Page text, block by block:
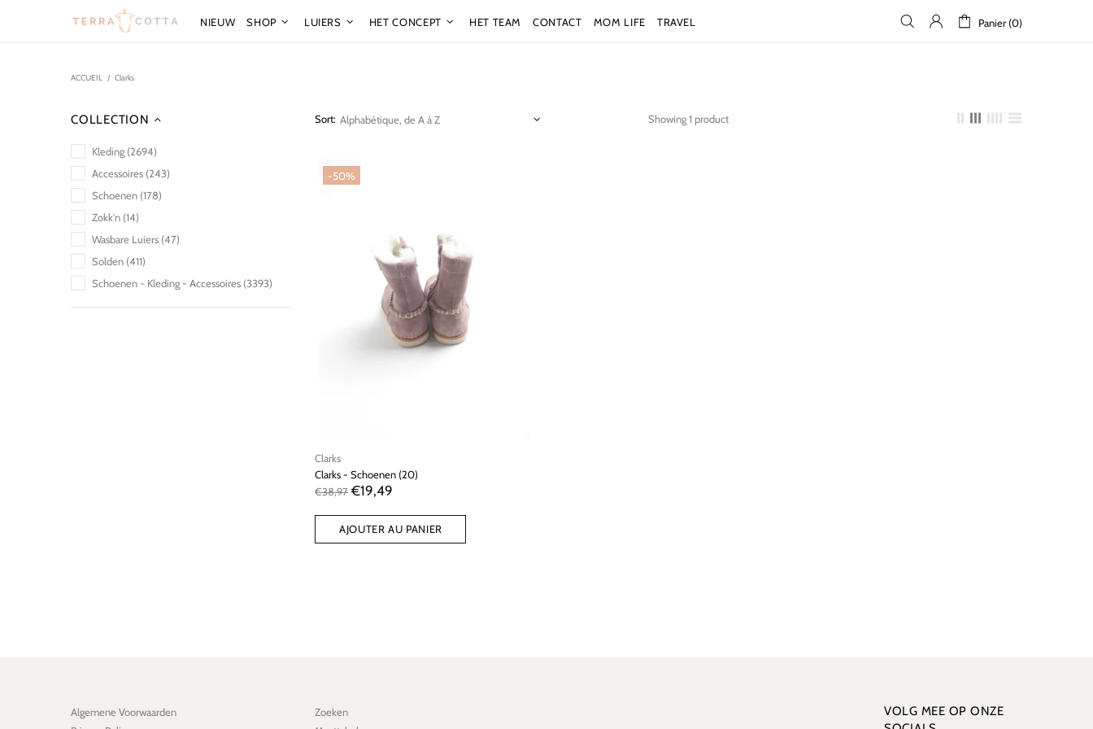
NIEUW SHOP LUIERS HET CONCEPT HET TEAM CONTACT MOM LIFE TRAVEL Panier (0)
ACCUEIL Clarks
COLLECTION
Kleding (2694)
Accessoires (243)
Schoenen (178)
Zokk'n (14)
Wasbare Luiers (47)
Solden (411)
Schoenen - Kleding - Accessoires (3393)
Sort: Showing 1 product
-50%
Clarks
Clarks - Schoenen (20)
€38,97 €19,49
AJOUTER AU PANIER
Algemene Voorwaarden
Zoeken
VOLG MEE OP ONZE